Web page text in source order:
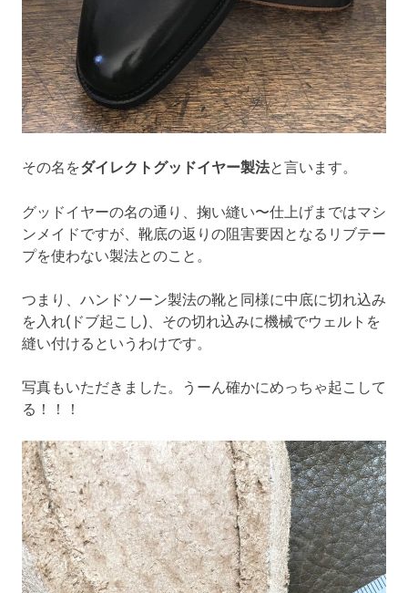
その名をダイレクトグッドイヤー製法と言います。
グッドイヤーの名の通り、掬い縫い〜仕上げまではマシ
ンメイドですが、靴底の返りの阻害要因となるリブテー
プを使わない製法とのこと。
つまり、ハンドソーン製法の靴と同様に中底に切れ込み
を入れ(ドブ起こし)、その切れ込みに機械でウェルトを
縫い付けるというわけです。
写真もいただきました。うーん確かにめっちゃ起こして
る！！！